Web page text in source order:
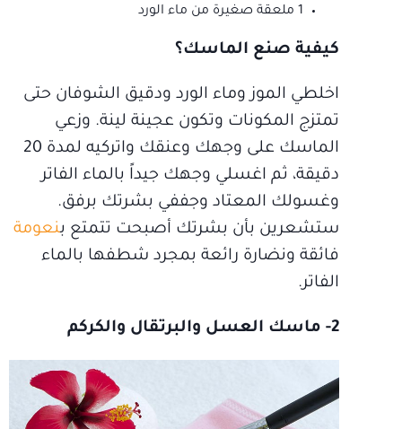
1 ملعقة صغيرة من ماء الورد
كيفية صنع الماسك؟
اخلطي الموز وماء الورد ودقيق الشوفان حتى
تمتزج المكونات وتكون عجينة لينة. وزعي
الماسك على وجهك وعنقك واتركيه لمدة 20
دقيقة، ثم اغسلي وجهك جيداً بالماء الفاتر
وغسولك المعتاد وجففي بشرتك برفق.
ستشعرين بأن بشرتك أصبحت تتمتع بنعومة
فائقة ونضارة رائعة بمجرد شطفها بالماء
الفاتر.
2- ماسك العسل والبرتقال والكركم